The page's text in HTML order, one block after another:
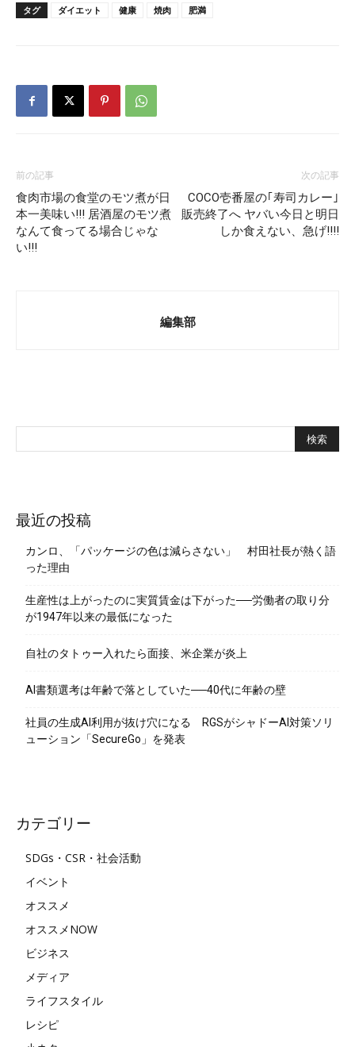
タグ ダイエット 健康 焼肉 肥満
前の記事
食肉市場の食堂のモツ煮が日
本一美味い!!! 居酒屋のモツ煮
なんて食ってる場合じゃな
い!!!
次の記事
COCO壱番屋の｢寿司カレー｣
販売終了へ ヤバい今日と明日
しか食えない、急げ!!!!
編集部
最近の投稿
カンロ、「パッケージの色は減らさない」 村田社長が熱く語
った理由
生産性は上がったのに実質賃金は下がった──労働者の取り分
が1947年以来の最低になった
自社のタトゥー入れたら面接、米企業が炎上
AI書類選考は年齢で落としていた──40代に年齢の壁
社員の生成AI利用が抜け穴になる RGSがシャドーAI対策ソリ
ューション「SecureGo」を発表
カテゴリー
SDGs・CSR・社会活動
イベント
オススメ
オススメNOW
ビジネス
メディア
ライフスタイル
レシピ